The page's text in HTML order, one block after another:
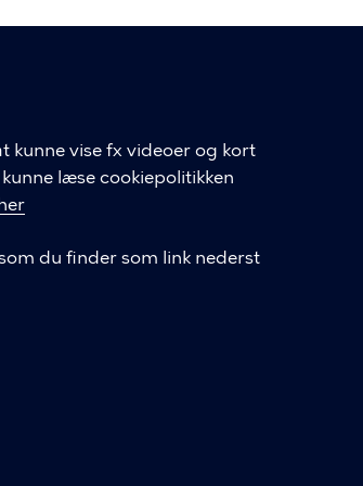
kunne vise fx videoer og kort
læse cookiepolitikken
du finder som link nederst
du vil klage